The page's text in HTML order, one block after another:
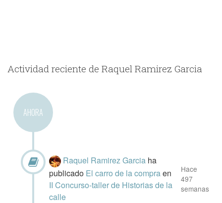
Actividad reciente de Raquel Ramirez Garcia
AHORA
Raquel Ramirez Garcia ha
publicado El carro de la compraen
II Concurso-taller de Historias de la
calle
Hace
497
semanas